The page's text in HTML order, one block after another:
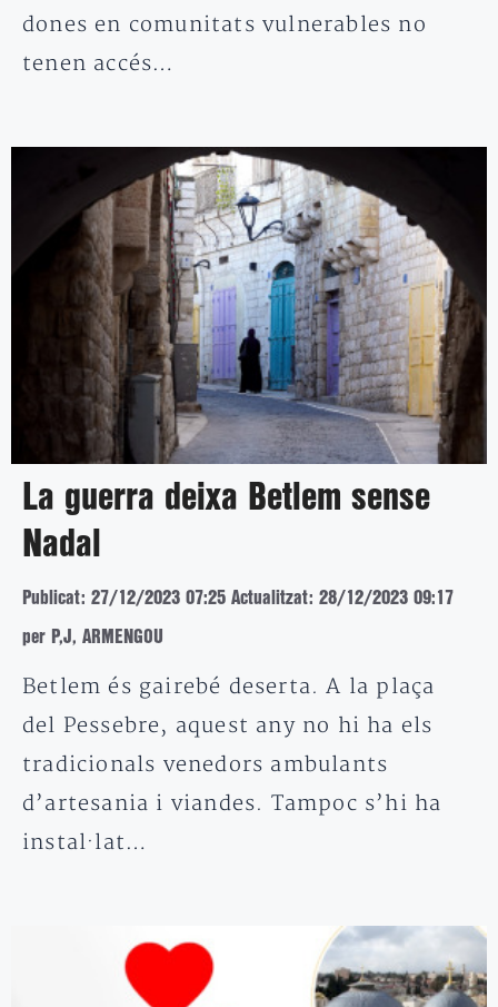
dones en comunitats vulnerables no
tenen accés…
La guerra deixa Betlem sense
Nadal
Publicat: 27/12/2023 07:25 Actualitzat: 28/12/2023 09:17
per P,J, ARMENGOU
Betlem és gairebé deserta. A la plaça
del Pessebre, aquest any no hi ha els
tradicionals venedors ambulants
d’artesania i viandes. Tampoc s’hi ha
instal·lat…